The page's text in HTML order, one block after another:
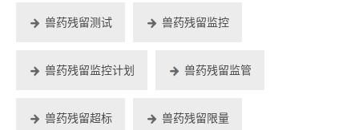
兽药残留测试 兽药残留监控
兽药残留监控计划 兽药残留监管
兽药残留超标 兽药残留限量